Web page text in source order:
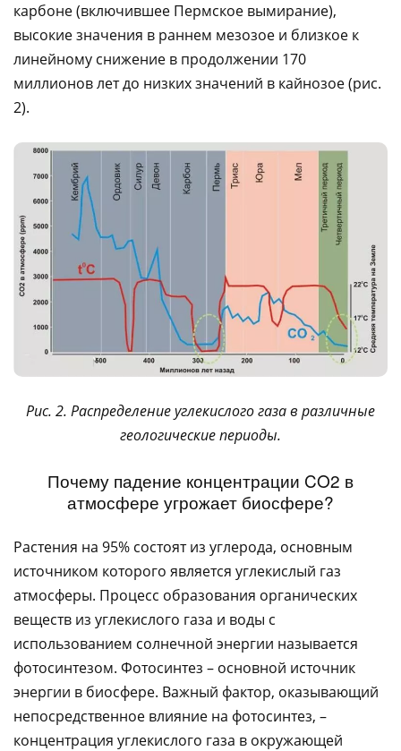
карбоне (включившее Пермское вымирание),
высокие значения в раннем мезозое и близкое к
линейному снижение в продолжении 170
миллионов лет до низких значений в кайнозое (рис.
2).
Рис. 2. Распределение углекислого газа в различные
геологические периоды.
Почему падение концентрации CO2 в
атмосфере угрожает биосфере?
Растения на 95% состоят из углерода, основным
источником которого является углекислый газ
атмосферы. Процесс образования органических
веществ из углекислого газа и воды с
использованием солнечной энергии называется
фотосинтезом. Фотосинтез – основной источник
энергии в биосфере. Важный фактор, оказывающий
непосредственное влияние на фотосинтез, –
концентрация углекислого газа в окружающей